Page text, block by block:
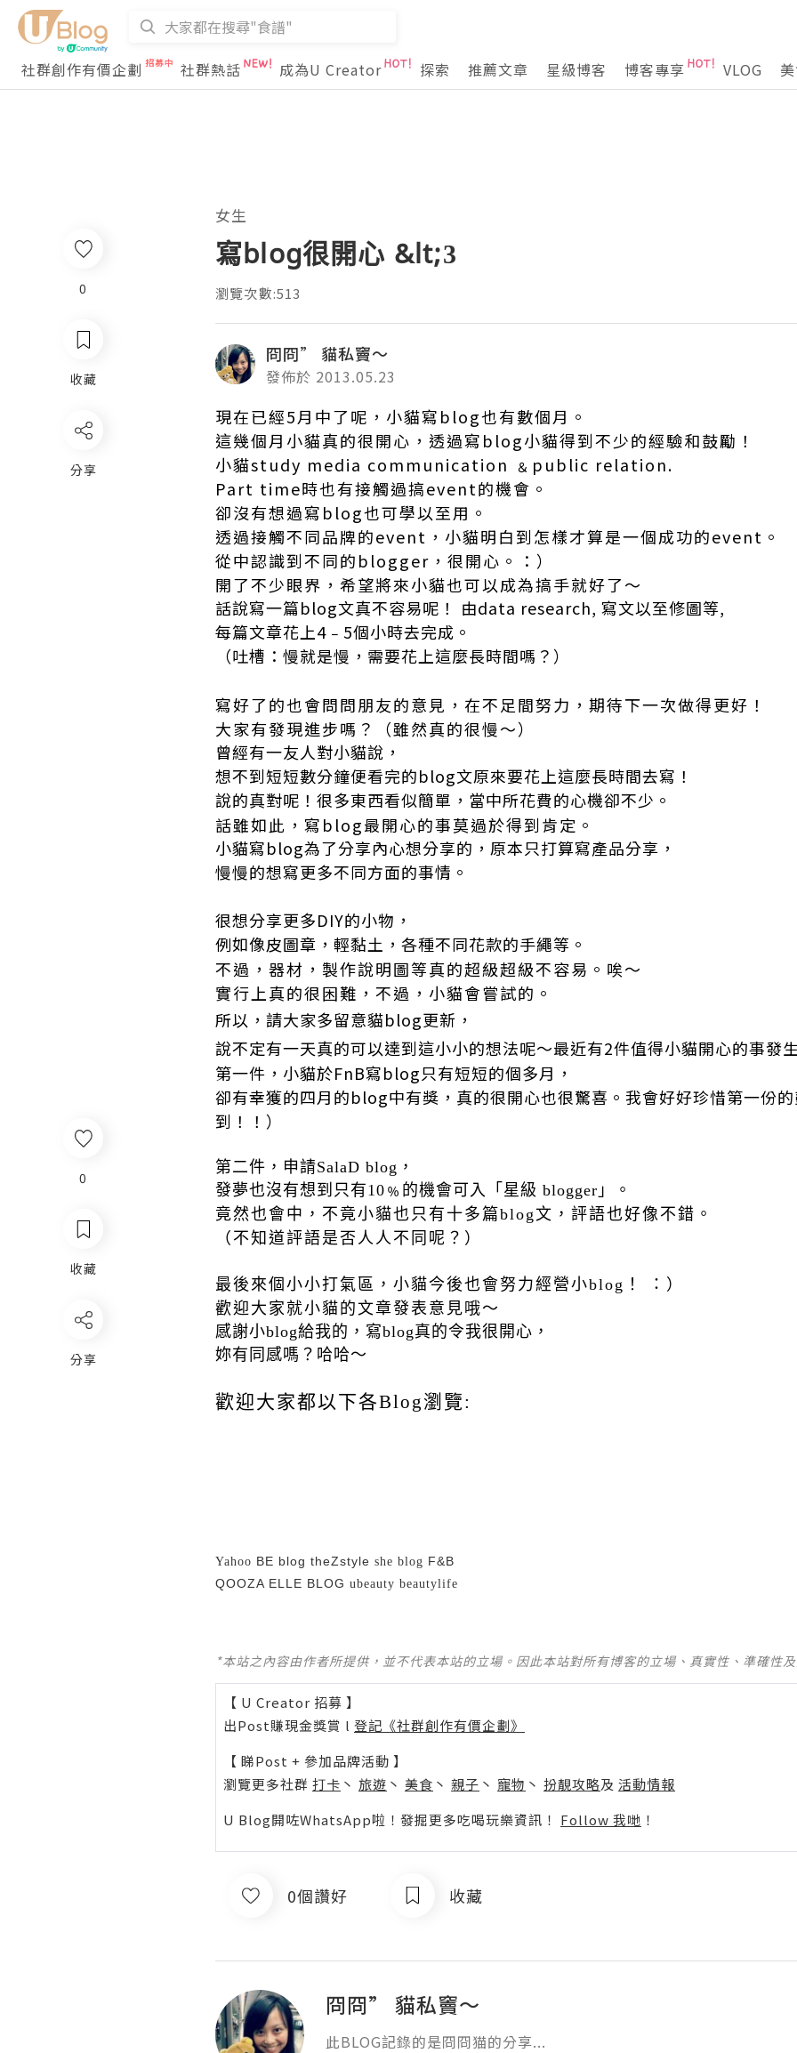
社群創作有價企劃 社群熱話 成為U Creator 探索 推薦文章 星級博客 博客專享 VLOG
0
收藏
分享
女生
寫blog很開心 &lt;3
瀏覽次數:513
冏冏” 貓私竇～
發佈於 2013.05.23
現在已經5月中了呢，小貓寫blog也有數個月。
這幾個月小貓真的很開心，透過寫blog小貓得到不少的經驗和鼓勵！
小貓study media communication ﹠public relation.
Part time時也有接觸過搞event的機會。
卻沒有想過寫blog也可學以至用。
透過接觸不同品牌的event，小貓明白到怎樣才算是一個成功的event。
從中認識到不同的blogger，很開心。：）
開了不少眼界，希望將來小貓也可以成為搞手就好了～
話說寫一篇blog文真不容易呢！ 由data research, 寫文以至修圖等,
每篇文章花上4﹣5個小時去完成。
（吐槽：慢就是慢，需要花上這麼長時間嗎？）
寫好了的也會問問朋友的意見，在不足間努力，期待下一次做得更好！
大家有發現進步嗎？（雖然真的很慢～）
曾經有一友人對小貓說，
想不到短短數分鐘便看完的blog文原來要花上這麼長時間去寫！
說的真對呢！很多東西看似簡單，當中所花費的心機卻不少。
話雖如此，寫blog最開心的事莫過於得到肯定。
小貓寫blog為了分享內心想分享的，原本只打算寫產品分享，
慢慢的想寫更多不同方面的事情。
很想分享更多DIY的小物，
例如像皮圖章，輕黏土，各種不同花款的手繩等。
不過，器材，製作說明圖等真的超級超級不容易。唉～
實行上真的很困難，不過，小貓會嘗試的。
所以，請大家多留意貓blog更新，
說不定有一天真的可以達到這小小的想法呢～最近有2件值得小貓開心的事發
第一件，小貓於FnB寫blog只有短短的個多月，
卻有幸獲的四月的blog中有獎，真的很開心也很驚喜。我會好好珍惜第一份
到！！）
第二件，申請SalaD blog，
發夢也沒有想到只有10﹪的機會可入「星級 blogger」。
竟然也會中，不竟小貓也只有十多篇blog文，評語也好像不錯。
（不知道評語是否人人不同呢？）
最後來個小小打氣區，小貓今後也會努力經營小blog！ ：）
歡迎大家就小貓的文章發表意見哦～
感謝小blog給我的，寫blog真的令我很開心，
妳有同感嗎？哈哈～
歡迎大家都以下各Blog瀏覽:
Yahoo BE blog theZstyle she blog F&B
QOOZA ELLE BLOG ubeauty beautylife
*本站之內容由作者所提供，並不代表本站的立場。因此本站對所有博客的立場、真實性、準確性
【 U Creator 招募 】
出Post賺現金獎賞 l 登記《社群創作有價企劃》
【 睇Post + 參加品牌活動 】
瀏覽更多社群 打卡 丶 旅遊 丶 美食 丶 親子 丶 寵物 丶 扮靚攻略及 活動情報
U Blog開咗WhatsApp啦！發掘更多吃喝玩樂資訊！ Follow 我哋 ！
0個讚好 收藏
冏冏” 貓私竇～
此BLOG記錄的是冏冏猫的分享...
0
收藏
分享